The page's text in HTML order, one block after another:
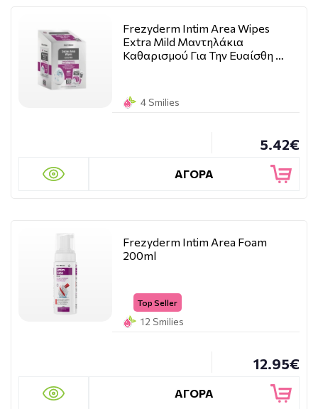
Frezyderm Intim Area Wipes
Extra Mild Μαντηλάκια
Καθαρισμού Για Την Ευαίσθη …
4 Smilies
5.42€
ΑΓΟΡΑ
Frezyderm Intim Area Foam
200ml
Top Seller
12 Smilies
12.95€
ΑΓΟΡΑ